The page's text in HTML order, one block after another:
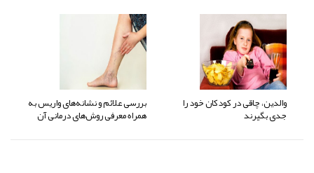
والدین، چاقی در کودکان خود را
جدی بگیرند
بررسی علائم و نشانه‌های واریس به
همراه معرفی روش‌های درمانی آن